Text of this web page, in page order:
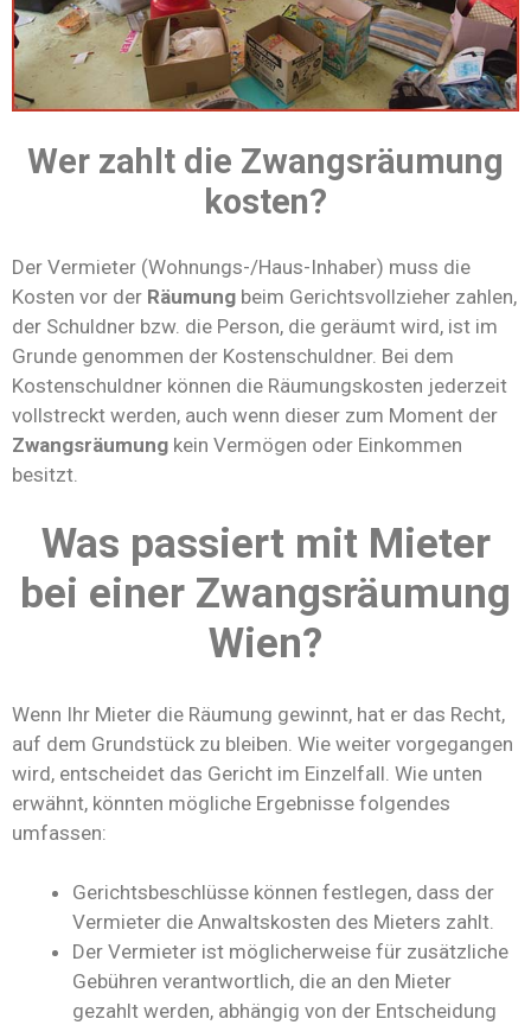
Wer zahlt die Zwangsräumung
kosten?
Der Vermieter (Wohnungs-/Haus-Inhaber) muss die
Kosten vor der Räumung beim Gerichtsvollzieher zahlen,
der Schuldner bzw. die Person, die geräumt wird, ist im
Grunde genommen der Kostenschuldner. Bei dem
Kostenschuldner können die Räumungskosten jederzeit
vollstreckt werden, auch wenn dieser zum Moment der
Zwangsräumung kein Vermögen oder Einkommen
besitzt.
Was passiert mit Mieter
bei einer Zwangsräumung
Wien?
Wenn Ihr Mieter die Räumung gewinnt, hat er das Recht,
auf dem Grundstück zu bleiben. Wie weiter vorgegangen
wird, entscheidet das Gericht im Einzelfall. Wie unten
erwähnt, könnten mögliche Ergebnisse folgendes
umfassen:
Gerichtsbeschlüsse können festlegen, dass der
Vermieter die Anwaltskosten des Mieters zahlt.
Der Vermieter ist möglicherweise für zusätzliche
Gebühren verantwortlich, die an den Mieter
gezahlt werden, abhängig von der Entscheidung